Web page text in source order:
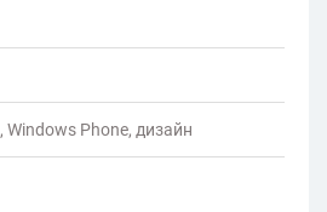
, Windows Phone, дизайн